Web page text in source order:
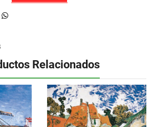
sur
VilleRelacionados